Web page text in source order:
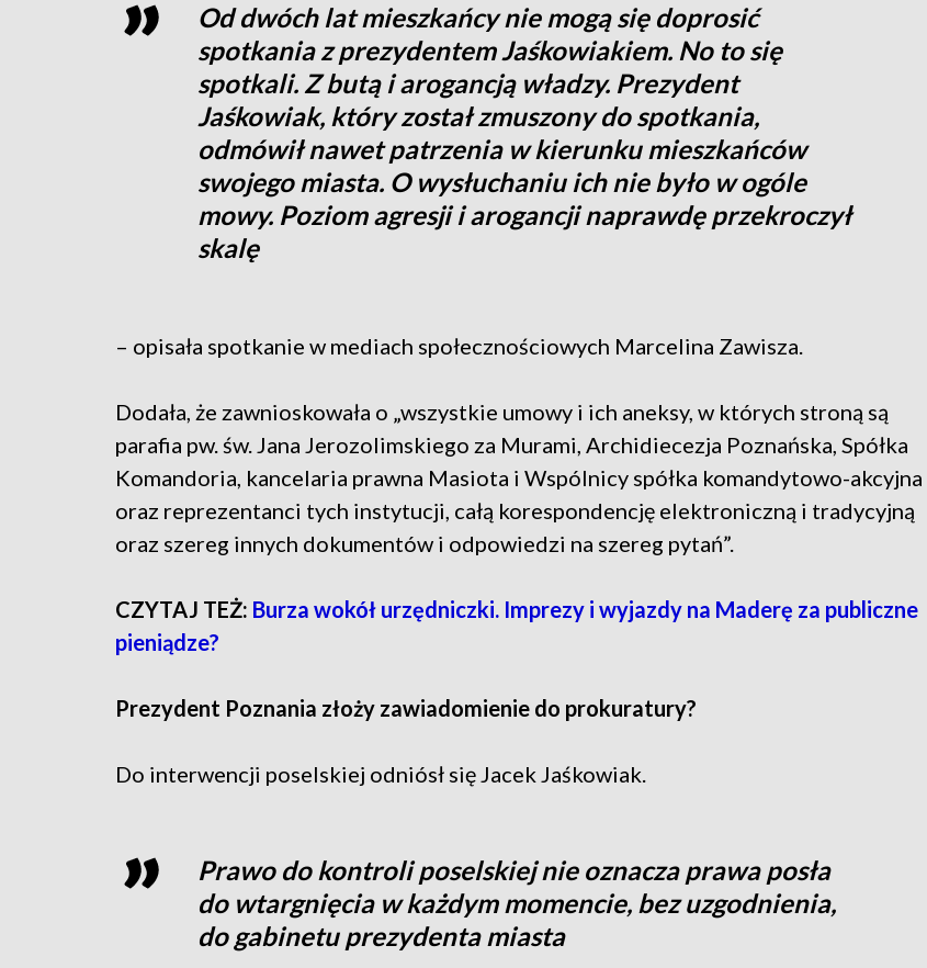
Od dwóch lat mieszkańcy nie mogą się doprosić
spotkania z prezydentem Jaśkowiakiem. No to się
spotkali. Z butą i arogancją władzy. Prezydent
Jaśkowiak, który został zmuszony do spotkania,
odmówił nawet patrzenia w kierunku mieszkańców
swojego miasta. O wysłuchaniu ich nie było w ogóle
mowy. Poziom agresji i arogancji naprawdę przekroczył
skalę
– opisała spotkanie w mediach społecznościowych Marcelina Zawisza.
Dodała, że zawnioskowała o „wszystkie umowy i ich aneksy, w których stroną są
parafia pw. św. Jana Jerozolimskiego za Murami, Archidiecezja Poznańska, Spółka
Komandoria, kancelaria prawna Masiota i Wspólnicy spółka komandytowo-akcyjna
oraz reprezentanci tych instytucji, całą korespondencję elektroniczną i tradycyjną
oraz szereg innych dokumentów i odpowiedzi na szereg pytań”.
CZYTAJ TEŻ: Burza wokół urzędniczki. Imprezy i wyjazdy na Maderę za publiczne
pieniądze?
Prezydent Poznania złoży zawiadomienie do prokuratury?
Do interwencji poselskiej odniósł się Jacek Jaśkowiak.
Prawo do kontroli poselskiej nie oznacza prawa posła
do wtargnięcia w każdym momencie, bez uzgodnienia,
do gabinetu prezydenta miasta